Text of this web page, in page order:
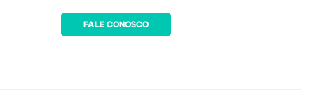
FALE CONOSCO